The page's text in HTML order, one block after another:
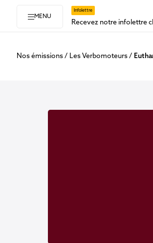
Infolettre
Recevez notre infolettre
MENU
Nos émissions Les Verbomoteurs